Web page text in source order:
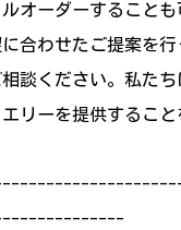
オーダーすることも
合わせたご提案を
談ください。私たち
リーを提供するこ